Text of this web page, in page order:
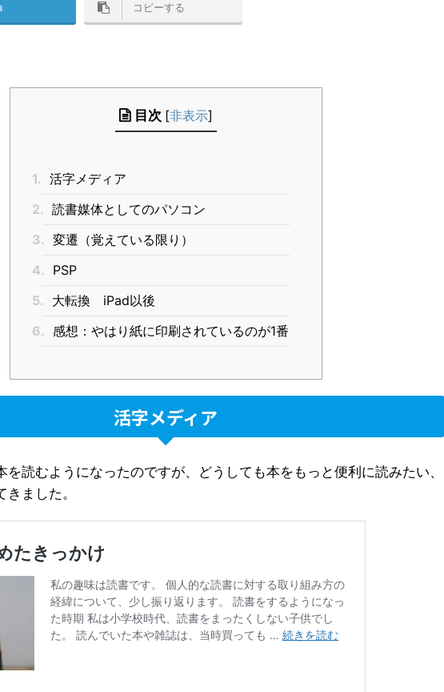
コピーする
目次 [非表示]
1. 活字メディア
2. 読書媒体としてのパソコン
3. 変遷（覚えている限り）
4. PSP
5. 大転換 iPad以後
6. 感想：やはり紙に印刷されているのが1番
活字メディア
を読むようになったのですが、どうしても本をもっと便利に読みたい、
ました。